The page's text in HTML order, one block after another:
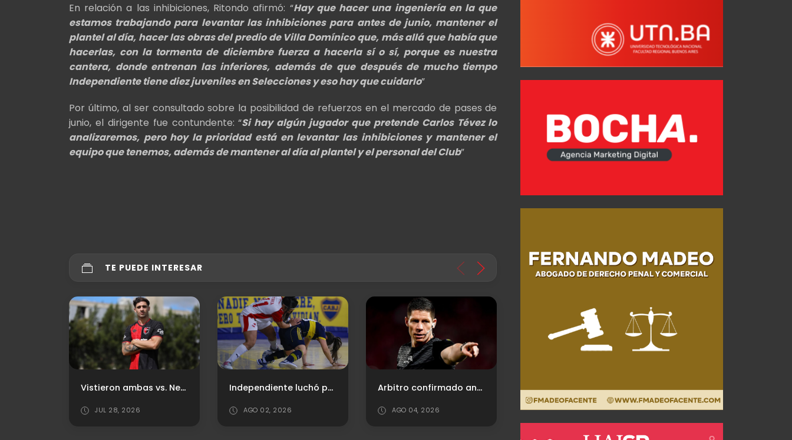
En relación a las inhibiciones, Ritondo afirmó: “Hay que hacer una ingeniería en la que
estamos trabajando para levantar las inhibiciones para antes de junio, mantener el
plantel al día, hacer las obras del predio de Villa Domínico que, más allá que había que
hacerlas, con la tormenta de diciembre fuerza a hacerla sí o sí, porque es nuestra
cantera, donde entrenan las inferiores, además de que después de mucho tiempo
Independiente tiene diez juveniles en Selecciones y eso hay que cuidarlo”
Por último, al ser consultado sobre la posibilidad de refuerzos en el mercado de pases de
junio, el dirigente fue contundente: “Si hay algún jugador que pretende Carlos Tévez lo
analizaremos, pero hoy la prioridad está en levantar las inhibiciones y mantener el
equipo que tenemos, además de mantener al día al plantel y el personal del Club”
TE PUEDE INTERESAR
AGO 02, 2026 AGO 04, 2026 JUL 27, 2026
El Futsal de Independiente ya tiene confirmados sus próximos compromisos
JUL 29, 2026